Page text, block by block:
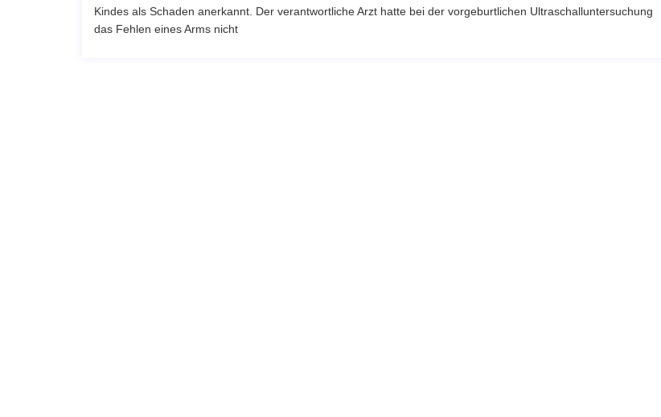
Kindes als Schaden anerkannt. Der verantwortliche Arzt hatte bei der vorgeburtlichen Ultraschalluntersuchung
das Fehlen eines Arms nicht